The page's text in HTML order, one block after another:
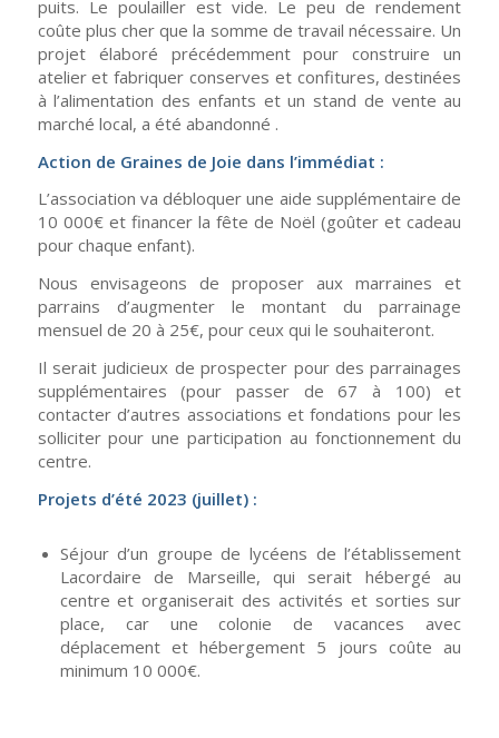
puits. Le poulailler est vide. Le peu de rendement
coûte plus cher que la somme de travail nécessaire. Un
projet élaboré précédemment pour construire un
atelier et fabriquer conserves et confitures, destinées
à l’alimentation des enfants et un stand de vente au
marché local, a été abandonné .
Action de Graines de Joie dans l’immédiat :
L’association va débloquer une aide supplémentaire de
10 000€ et financer la fête de Noël (goûter et cadeau
pour chaque enfant).
Nous envisageons de proposer aux marraines et
parrains d’augmenter le montant du parrainage
mensuel de 20 à 25€, pour ceux qui le souhaiteront.
Il serait judicieux de prospecter pour des parrainages
supplémentaires (pour passer de 67 à 100) et
contacter d’autres associations et fondations pour les
solliciter pour une participation au fonctionnement du
centre.
Projets d’été 2023 (juillet) :
Séjour d’un groupe de lycéens de l’établissement
Lacordaire de Marseille, qui serait hébergé au
centre et organiserait des activités et sorties sur
place, car une colonie de vacances avec
déplacement et hébergement 5 jours coûte au
minimum 10 000€.